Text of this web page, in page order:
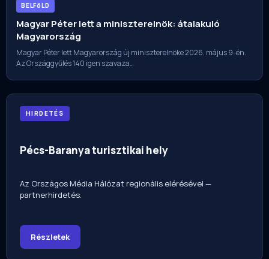
BELFöLD
Magyar Péter lett a miniszterelnök: átalakuló
Magyarország
Magyar Péter lett Magyarország új miniszterelnöke 2026. május 9-én.
Az Országgyűlés 140 igen szavaza…
HIRDETÉS
Pécs-Baranya turisztikai hely
Az Országos Média Hálózat regionális elérésével —
partnerhirdetés.
Részletek